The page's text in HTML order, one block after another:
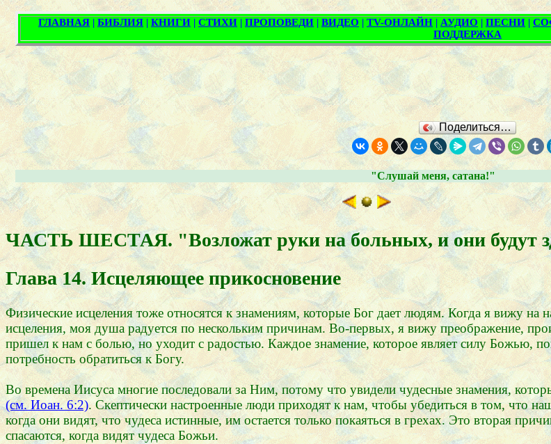
Поделиться…
"Слушай меня, сатана!"
ЧАСТЬ ШЕСТАЯ. "Возложат руки на больных, и они будут
Глава 14. Исцеляющее прикосновение
Физические исцеления тоже относятся к знамениям, которые Бог дает людям. Когда я вижу на
исцеления, моя душа радуется по нескольким причинам. Во-первых, я вижу преображение,
пришел к нам с болью, но уходит с радостью. Каждое знамение, которое являет силу Божью,
потребность обратиться к Богу.
Во времена Иисуса многие последовали за Ним, потому что увидели чудесные знамения,
(см. Иоан. 6:2). Скептически настроенные люди приходят к нам, чтобы убедиться в том, что
когда они видят, что чудеса истинные, им остается только покаяться в грехах. Это вторая
спасаются, когда видят чудеса Божьи.